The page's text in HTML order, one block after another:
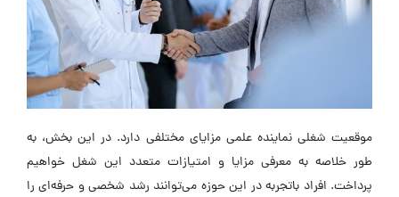
موقعیت شغلی نماینده علمی مزایای مختلفی دارد. در این بخش، به
طور خلاصه به معرفی مزایا و امتیازات متعدد این شغل خواهیم
پرداخت. افراد باتجربه در این حوزه می‌توانند رشد شخصی و حرفه‌ای را